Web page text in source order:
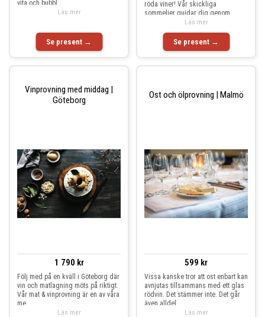
vita och bubbl
Se present →
Läs mer
röda viner! Vår skickliga
sommelier guidar dig genom
Se present →
Läs mer
Vinprovning med middag |
Göteborg
1 790 kr
Följ med på en kväll i Göteborg där
vin och matlagning möts på riktigt.
Vår mat & vinprovning är en av våra
me
Läs mer
Ost och ölprovning | Malmö
599 kr
Vissa kanske tror att ost enbart kan
avnjutas tillsammans med ett glas
rödvin. Det stämmer inte. Det går
även alldel
Läs mer